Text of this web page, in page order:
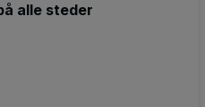
alle steder